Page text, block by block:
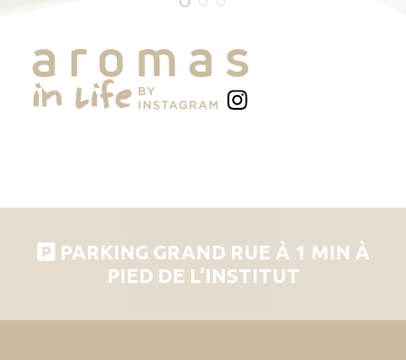
PARKING GRAND RUE À 1 MIN À
PIED DE L’INSTITUT